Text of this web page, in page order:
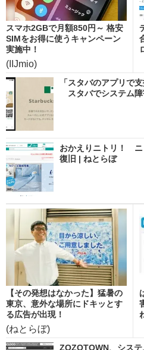
スマホ2GBで月額850円～ 格安
SIMをお得に使うキャンペーン
実施中！
(IIJmio)
「スタバのアプリで
スタバでシステム障
おかえりニトリ！ ニ
復旧 | ねとらぼ
【その発想はなかった】猛暑の
東京、意外な場所にドキッとす
る広告が出現！
(ねとらぼ)
ZOZOTOWN、シス